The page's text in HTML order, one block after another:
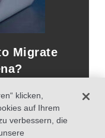
Migrate
klicken,
auf Ihrem
verbessern, die